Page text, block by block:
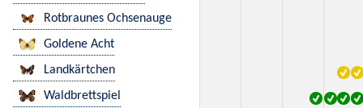
Rotbraunes Ochsenauge
Goldene Acht
Landkärtchen
Waldbrettspiel